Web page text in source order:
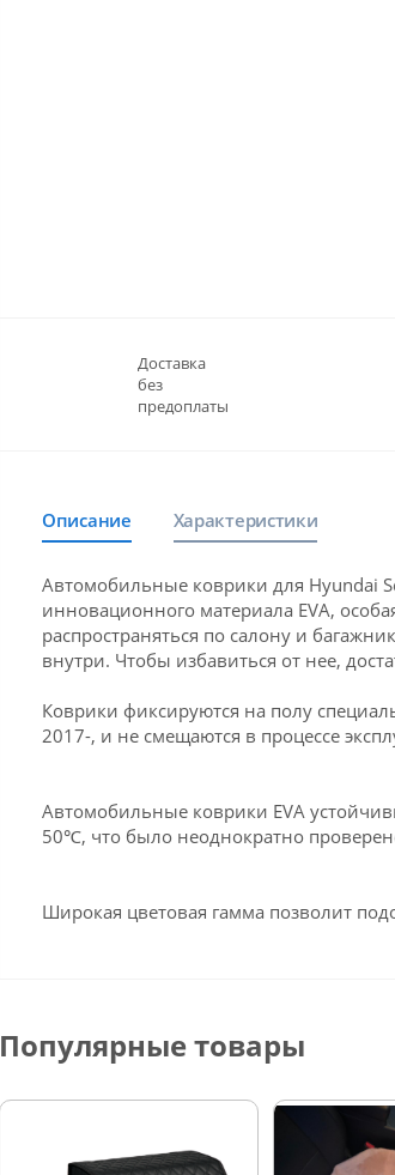
Доставка
без
предоплаты
Описание Характеристики
Автомобильные коврики для Hyundai
инновационного материала EVA,
распространяться по салону и
внутри. Чтобы избавиться от нее,
Коврики фиксируются на полу
2017-, и не смещаются в процессе
Автомобильные коврики EVA
50℃, что было неоднократно
Широкая цветовая гамма позволит
Популярные товары